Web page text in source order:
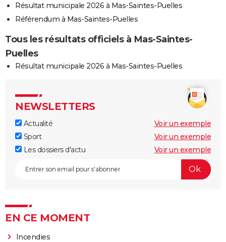
Résultat municipale 2026 à Mas-Saintes-Puelles
Référendum à Mas-Saintes-Puelles
Tous les résultats officiels à Mas-Saintes-
Puelles
Résultat municipale 2026 à Mas-Saintes-Puelles
NEWSLETTERS
Actualité
Voir un exemple
Sport
Voir un exemple
Les dossiers d'actu
Voir un exemple
EN CE MOMENT
Incendies